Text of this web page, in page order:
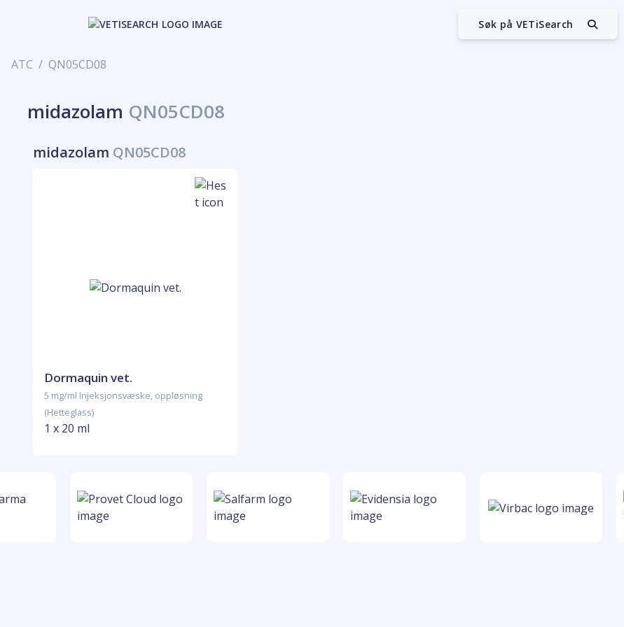
Søk på VETiSearch
ATC QN05CD08
midazolam QN05CD08
midazolam QN05CD08
Dormaquin vet.
5 mg/ml Injeksjonsvæske, oppløsning
(Hetteglass)
1 x 20 ml